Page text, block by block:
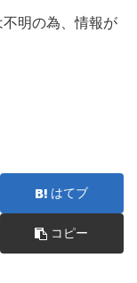
明の為、情報が
はてブ
コピー